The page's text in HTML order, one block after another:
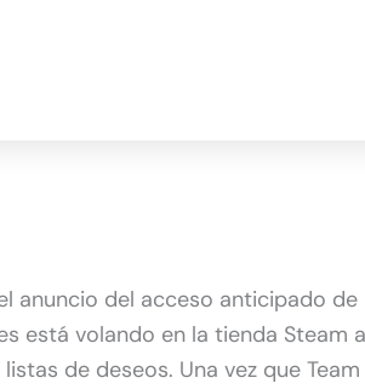
anuncio del acceso anticipado
está volando en la tienda Steam
listas de deseos. Una vez que